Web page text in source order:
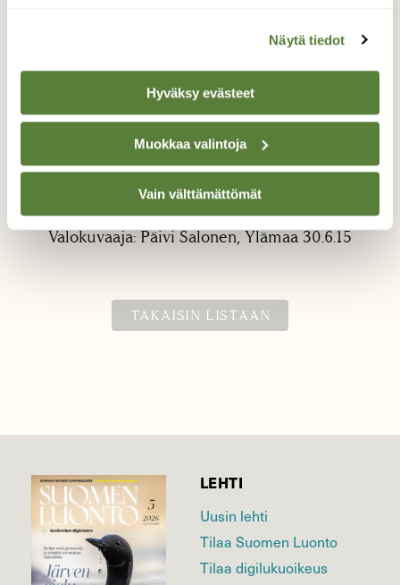
Näytä tiedot
Hyväksy evästeet
Muokkaa valintoja
Vain välttämättömät
sulkakoipikorento
Lähiluontoa.
Valokuvaaja: Päivi Salonen, Ylämaa 30.6.15
TAKAISIN LISTAAN
LEHTI
Uusin lehti
Tilaa Suomen Luonto
Tilaa digilukuoikeus